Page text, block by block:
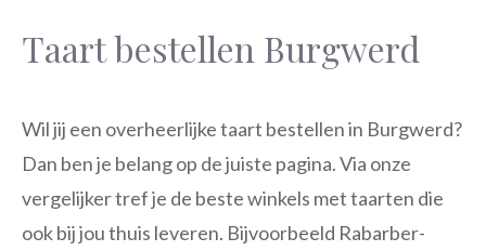
Taart bestellen Burgwerd
Wil jij een overheerlijke taart bestellen in Burgwerd?
Dan ben je belang op de juiste pagina. Via onze
vergelijker tref je de beste winkels met taarten die
ook bij jou thuis leveren. Bijvoorbeeld Rabarber-